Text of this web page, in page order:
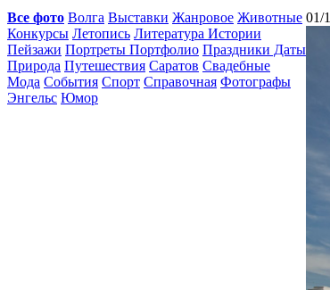
Все фото Волга Выставки Жанровое Животные
Конкурсы Летопись Литература Истории
Пейзажи Портреты Портфолио Праздники Даты
Природа Путешествия Саратов Свадебные
Мода События Спорт Справочная Фотографы
Энгельс Юмор
01/